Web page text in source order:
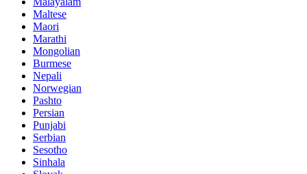
Maltese
Maori
Marathi
Mongolian
Burmese
Nepali
Norwegian
Pashto
Persian
Punjabi
Serbian
Sesotho
Sinhala